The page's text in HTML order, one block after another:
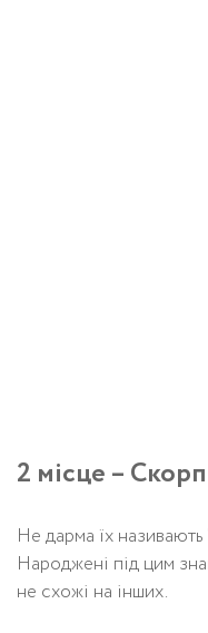
2 місце –
Не дарма їх називають
Народжені під цим
не схожі на інших.